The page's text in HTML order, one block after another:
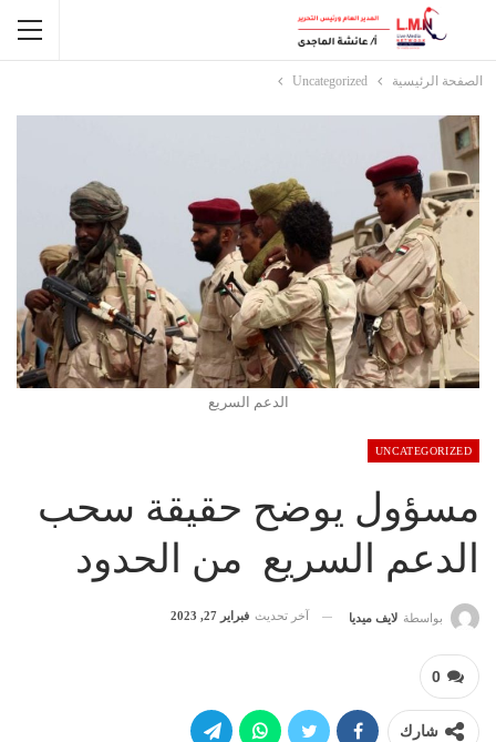
الصفحة الرئيسية Uncategorized
الدعم السريع
UNCATEGORIZED
مسؤول يوضح حقيقة سحب
الدعم السريع من الحدود
بواسطة لايف ميديا آخر تحديث فبراير 27, 2023
0
شارك